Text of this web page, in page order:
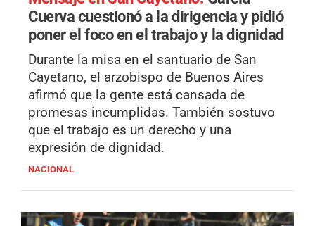
Cuerva cuestionó a la dirigencia y pidió
poner el foco en el trabajo y la dignidad
Durante la misa en el santuario de San
Cayetano, el arzobispo de Buenos Aires
afirmó que la gente está cansada de
promesas incumplidas. También sostuvo
que el trabajo es un derecho y una
expresión de dignidad.
NACIONAL